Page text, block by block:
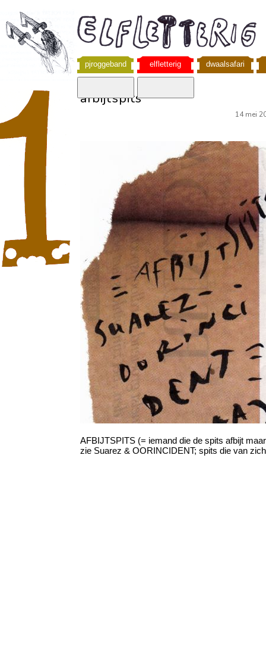
pjroggeband elfletterig dwaalsafari
afbijtspits
14 mei
AFBIJTSPITS (= iemand die de spits afbijt
zie Suarez & OORINCIDENT; spits die van